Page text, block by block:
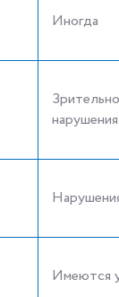
Иногда
нарушения
Имеются